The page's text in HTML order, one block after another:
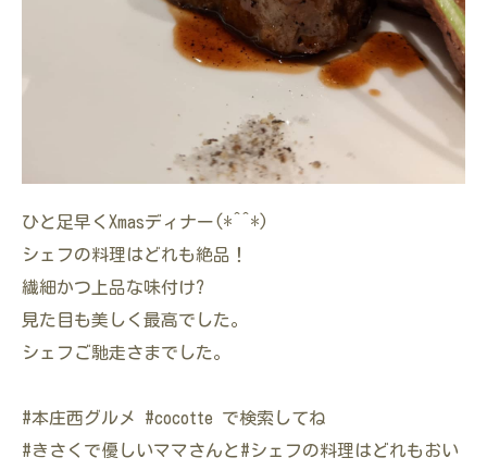
ひと足早くXmasディナー(*^^*)
シェフの料理はどれも絶品！
繊細かつ上品な味付け?
見た目も美しく最高でした。
シェフご馳走さまでした。
#本庄西グルメ #cocotte で検索してね
#きさくで優しいママさんと#シェフの料理はどれもおい